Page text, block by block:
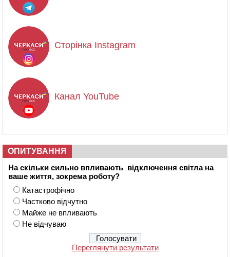
Сторінка Instagram
Канал YouTube
ОПИТУВАННЯ
На скільки сильно впливають відключення світла на
ваше життя, зокрема роботу?
Катастрофічно
Частково відчутно
Майже не впливають
Не відчуваю
Переглянути результати